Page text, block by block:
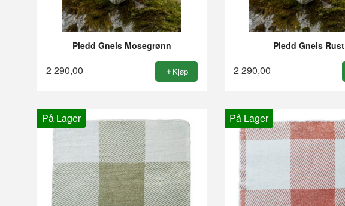
Pledd Gneis Mosegrønn
2 290,00 Kjøp
Pledd Gneis Rust
2 290,00
På Lager På Lager